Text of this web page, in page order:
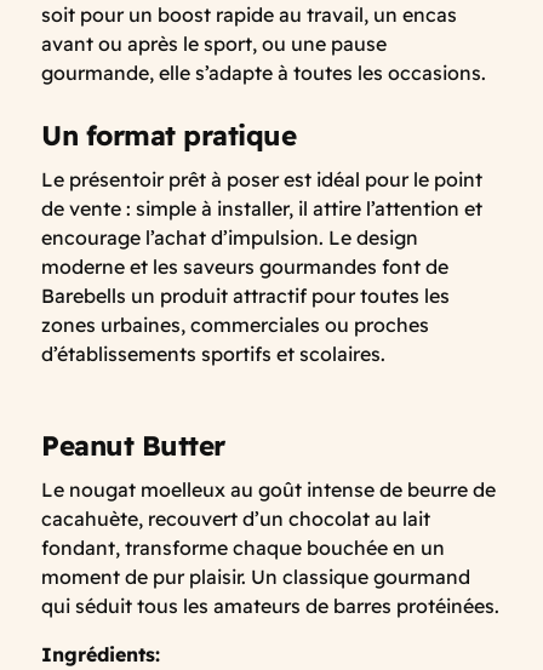
soit pour un boost rapide au travail, un encas
avant ou après le sport, ou une pause
gourmande, elle s’adapte à toutes les occasions.
Un format pratique
Le présentoir prêt à poser est idéal pour le point
de vente : simple à installer, il attire l’attention et
encourage l’achat d’impulsion. Le design
moderne et les saveurs gourmandes font de
Barebells un produit attractif pour toutes les
zones urbaines, commerciales ou proches
d’établissements sportifs et scolaires.
Peanut Butter
Le nougat moelleux au goût intense de beurre de
cacahuète, recouvert d’un chocolat au lait
fondant, transforme chaque bouchée en un
moment de pur plaisir. Un classique gourmand
qui séduit tous les amateurs de barres protéinées.
Ingrédients: